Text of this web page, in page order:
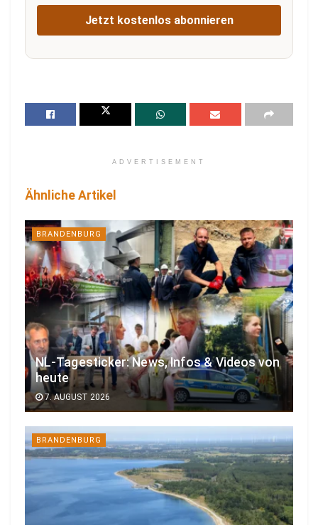
Jetzt kostenlos abonnieren
ADVERTISEMENT
Ähnliche Artikel
BRANDENBURG
NL-Tagesticker: News, Infos & Videos von
heute
7. AUGUST 2026
BRANDENBURG